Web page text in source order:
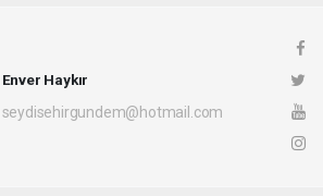
Enver Haykır
seydisehirgundem@hotmail.com